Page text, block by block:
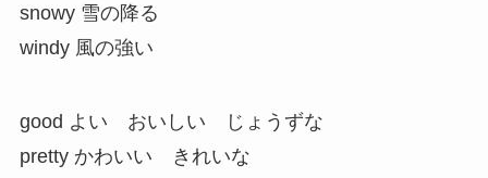
snowy 雪の降る
windy 風の強い
good よい おいしい じょうずな
pretty かわいい きれいな